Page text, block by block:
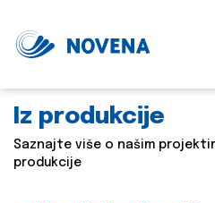
Iz produkcije
Saznajte više o našim
produkcije